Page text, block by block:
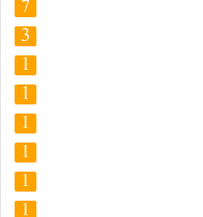
7
3
1
1
1
1
1
1